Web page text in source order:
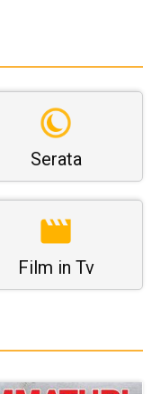
Serata
Film in Tv